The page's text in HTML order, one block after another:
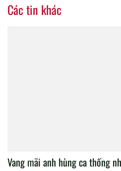
Các tin khác
Vang mãi anh hùng ca thống